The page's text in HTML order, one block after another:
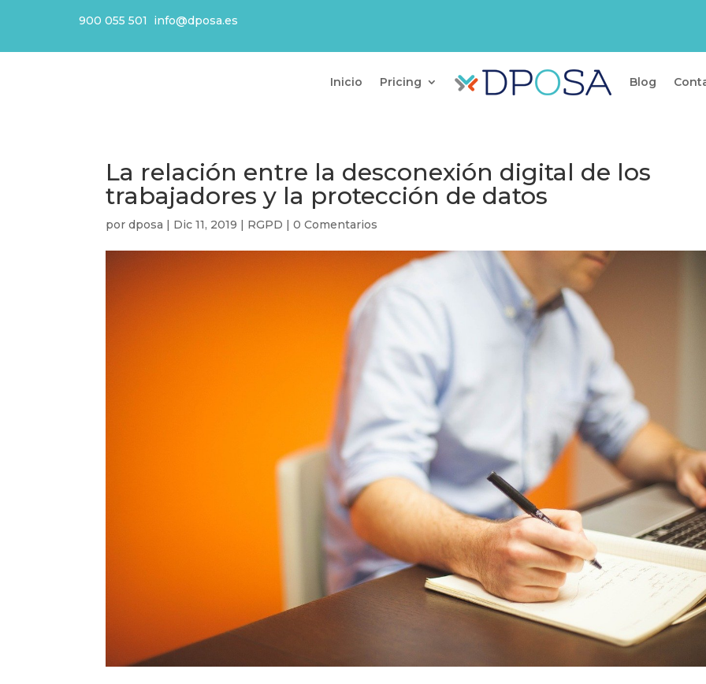
900 055 501 info@dposa.es
Inicio Pricing Blog
La relación entre la desconexión digital de los
trabajadores y la protección de datos
pordposa | Dic 11, 2019 | RGPD |0 Comentarios